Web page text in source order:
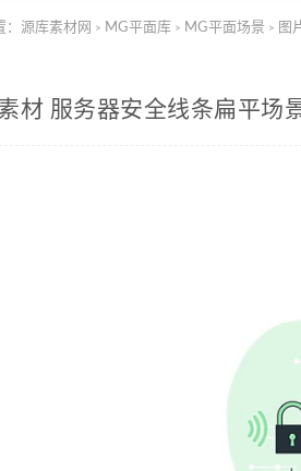
源库素材网 > MG平面库 > MG平面场景 > 图
材 服务器安全线条扁平场